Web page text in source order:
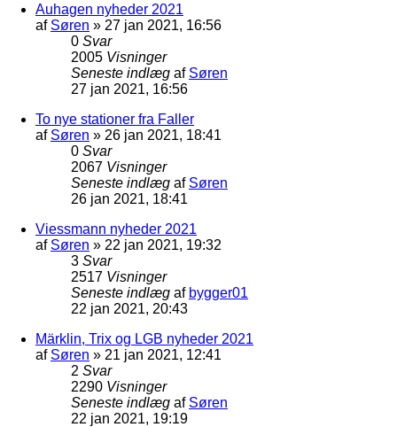
Auhagen nyheder 2021
af Søren » 27 jan 2021, 16:56
0 Svar
2005 Visninger
Seneste indlæg af Søren
27 jan 2021, 16:56
To nye stationer fra Faller
af Søren » 26 jan 2021, 18:41
0 Svar
2067 Visninger
Seneste indlæg af Søren
26 jan 2021, 18:41
Viessmann nyheder 2021
af Søren » 22 jan 2021, 19:32
3 Svar
2517 Visninger
Seneste indlæg af bygger01
22 jan 2021, 20:43
Märklin, Trix og LGB nyheder 2021
af Søren » 21 jan 2021, 12:41
2 Svar
2290 Visninger
Seneste indlæg af Søren
22 jan 2021, 19:19